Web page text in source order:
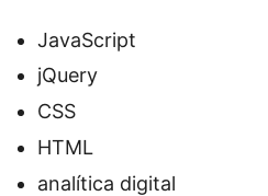
JavaScript
jQuery
CSS
HTML
analítica digital